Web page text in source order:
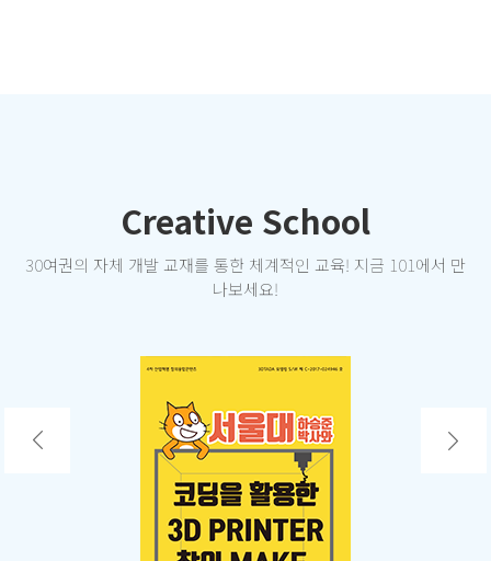
Creative School
30여권의 자체 개발 교재를 통한 체계적인 교육! 지금 101에서 만
나보세요!